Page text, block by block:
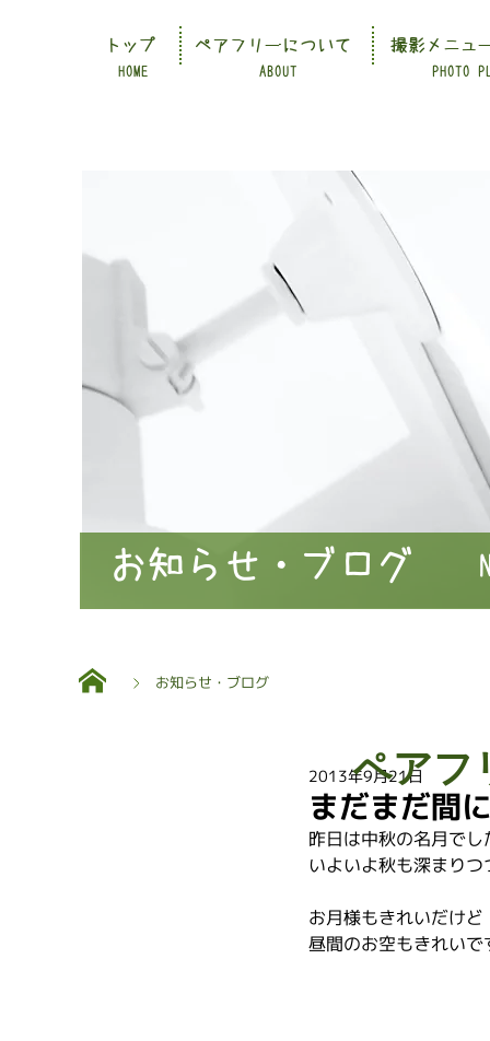
HOME ABOUT PHOTO
トップ ペアフリーについて 撮影メニュ
お知らせ・ブログ
お知らせ・ブログ
まだまだ間
2013年9月21日
昨日は中秋の名月でし
いよいよ秋も深まりつ
お月様もきれいだけど
昼間のお空もきれいで
ペアフ